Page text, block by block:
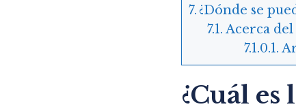
¿Dónde se
Acerca
¿Cuál